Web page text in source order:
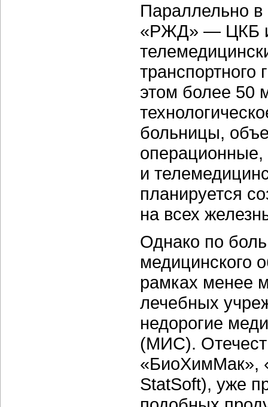
Параллельно
«РЖД» — ЦКБ
транспортного
этом более 50
больницы,
операционные,
и
планируется
на всех
Однако по
медицинского
рамках менее
лечебных
недорогие
(МИС).
«БиоХимМак»,
StatSoft), уже